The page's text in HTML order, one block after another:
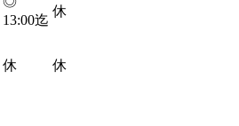
13:00迄
休
休 休